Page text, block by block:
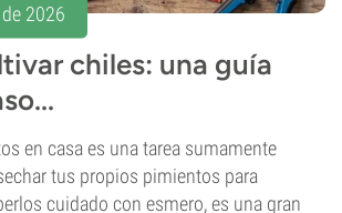
2026
chiles: una guía
en casa es una tarea sumamente
tus propios pimientos para
cuidado con esmero, es una gran